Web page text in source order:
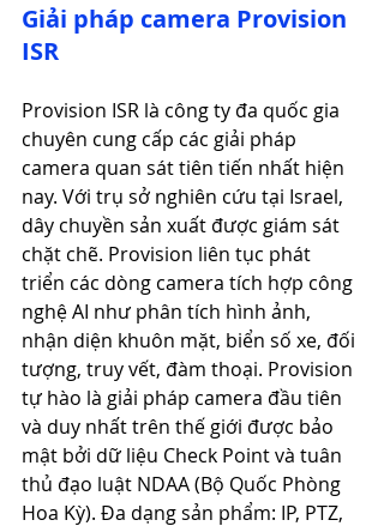
Giải pháp camera Provision
ISR
Provision ISR là công ty đa quốc gia
chuyên cung cấp các giải pháp
camera quan sát tiên tiến nhất hiện
nay. Với trụ sở nghiên cứu tại Israel,
dây chuyền sản xuất được giám sát
chặt chẽ. Provision liên tục phát
triển các dòng camera tích hợp công
nghệ AI như phân tích hình ảnh,
nhận diện khuôn mặt, biển số xe, đối
tượng, truy vết, đàm thoại. Provision
tự hào là giải pháp camera đầu tiên
và duy nhất trên thế giới được bảo
mật bởi dữ liệu Check Point và tuân
thủ đạo luật NDAA (Bộ Quốc Phòng
Hoa Kỳ). Đa dạng sản phẩm: IP, PTZ,